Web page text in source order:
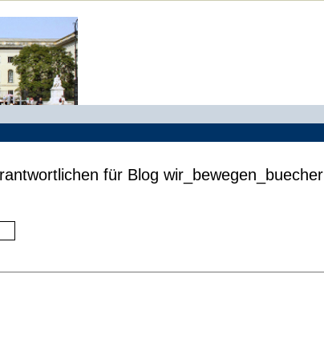
für Blog wir_bewegen_buecher